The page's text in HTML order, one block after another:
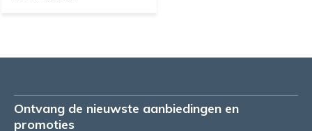
Ontvang de nieuwste aanbiedingen en
promoties